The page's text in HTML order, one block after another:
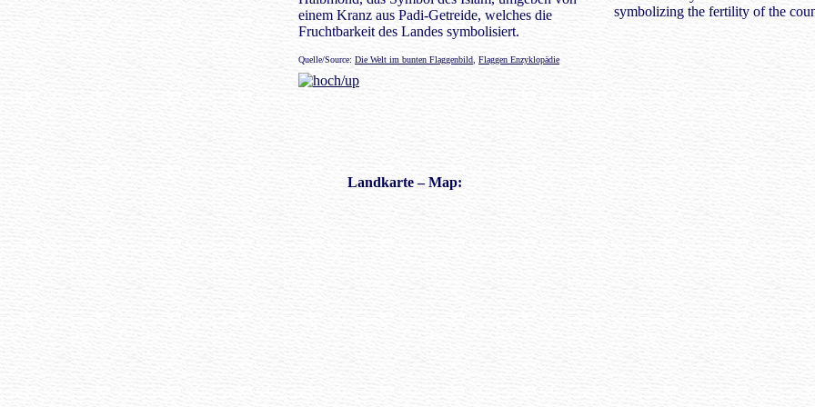
einem Kranz aus Padi-Getreide, welches die
Fruchtbarkeit des Landes symbolisiert.
symbolizing the fertility of the
Quelle/Source: Die Welt im bunten Flaggenbild Flaggen Enzyklopädie
Landkarte– Map: